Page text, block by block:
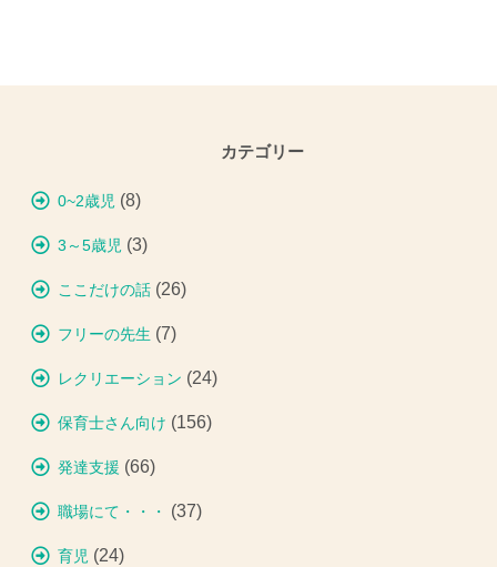
カテゴリー
0~2歳児 (8)
3～5歳児 (3)
ここだけの話 (26)
フリーの先生 (7)
レクリエーション (24)
保育士さん向け (156)
発達支援 (66)
職場にて・・・ (37)
育児 (24)